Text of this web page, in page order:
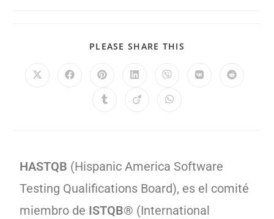
PLEASE SHARE THIS
HASTQB (Hispanic America Software
Testing Qualifications Board), es el comité
miembro de ISTQB® (International